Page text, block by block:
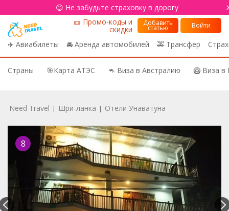
😊 Не забудьте страховку в дорогу
✈️ Авиабилеты 🚘 Аренда автомобилей 🚕 Трансфер
🎫 Промо-коды и
скидки
Добавить
статью Войти
Страны 🎯Карта АТЭС 🦘 Виза в Австралию 🥝 Виза
Need Travel | Шри-ланка | Отели Унаватуна
8